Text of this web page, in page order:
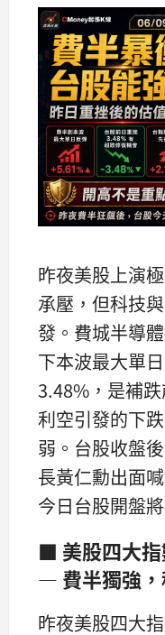
昨夜美股上演
承壓，但科技
發。費城半導
下本波最大單
3.48%，是補
利空引發的下
弱。台股收盤
長黃仁勳出面
今日台股開盤
■ 美股四大指
— 費半獨強
昨夜美股四大